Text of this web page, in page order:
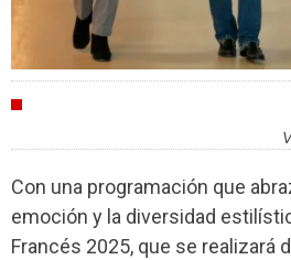
Con una programación que
emoción y la diversidad
Francés 2025, que se realizará